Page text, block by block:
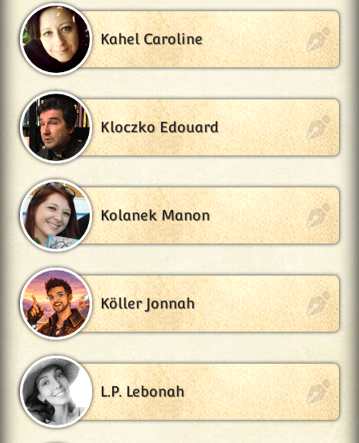
Kahel Caroline
Kloczko Edouard
Kolanek Manon
Köller Jonnah
L.P. Lebonah